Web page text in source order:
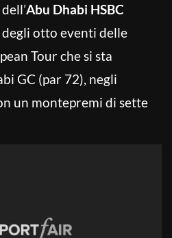
Abu Dhabi HSBC
degli otto eventi delle
Tour che si sta
GC (par 72), negli
un montepremi di sette